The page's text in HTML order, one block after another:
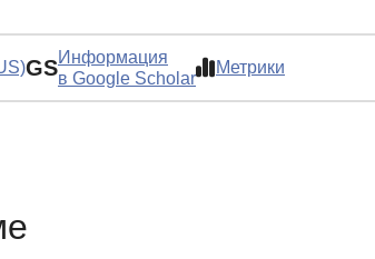
GSИнформация
в Google Scholar
Метрики